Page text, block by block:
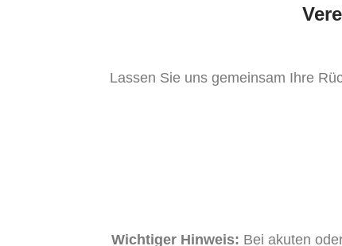
Lassen Sie uns gemeinsam Ihre
Wichtiger Hinweis: Bei akuten